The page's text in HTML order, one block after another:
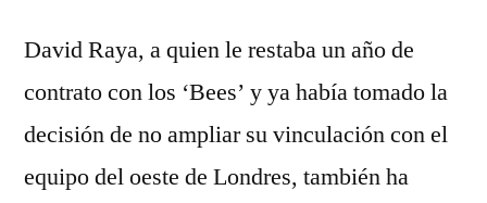
David Raya, a quien le restaba un año de
contrato con los ‘Bees’ y ya había tomado la
decisión de no ampliar su vinculación con el
equipo del oeste de Londres, también ha